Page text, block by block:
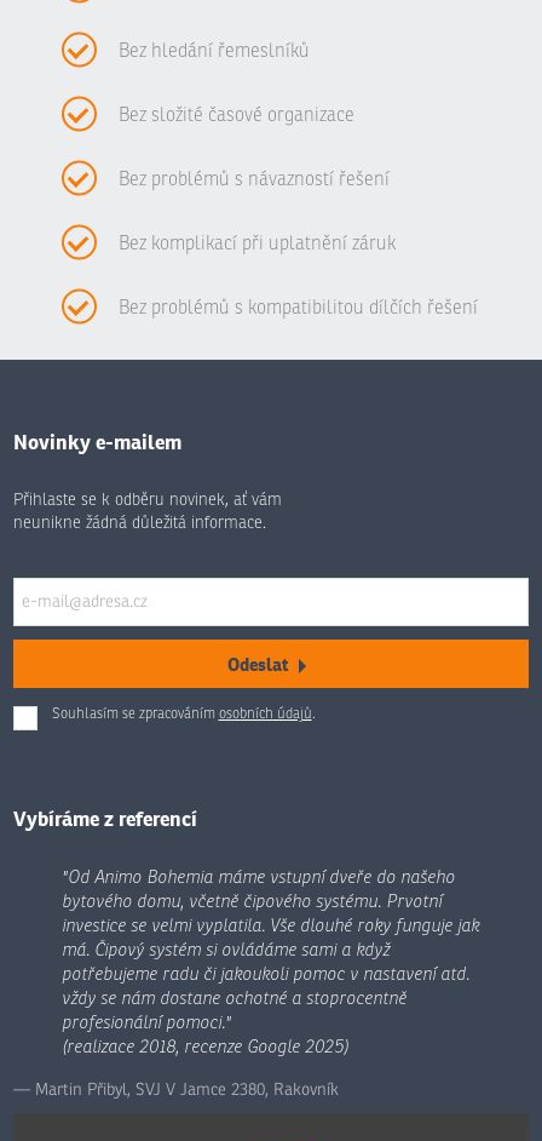
Bez hledání řemeslníků
Bez složité časové organizace
Bez problémů s návazností řešení
Bez komplikací při uplatnění záruk
Bez problémů s kompatibilitou dílčích řešení
Novinky e-mailem
Přihlaste se k odběru novinek, ať vám
neunikne žádná důležitá informace.
Odeslat
Souhlasím se zpracováním osobních údajů.
Formulář
odeslat.
Vybíráme z referencí
"Od Animo Bohemia máme vstupní dveře do našeho
bytového domu, včetně čipového systému. Prvotní
investice se velmi vyplatila. Vše dlouhé roky funguje jak
má. Čipový systém si ovládáme sami a když
potřebujeme radu či jakoukoli pomoc v nastavení atd.
vždy se nám dostane ochotné a stoprocentně
profesionální pomoci."
(realizace 2018, recenze Google 2025)
Martin Přibyl, SVJ V Jamce 2380, Rakovník